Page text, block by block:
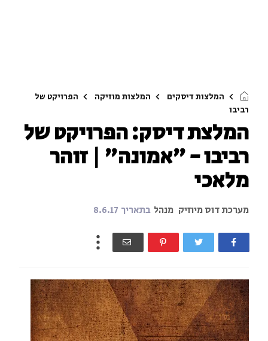
המלצות דיסקים המלצות מוזיקה
הפרויקט של
רביבו
המלצת דיסק: הפרויקט של
רביבו - "אמונה" | זוהר
מלאכי
מערכת דוס מיוזיק מנהל בתאריך 8.6.17